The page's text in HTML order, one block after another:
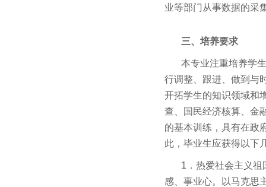
业等部门从事数据的采
三、培养要求
本专业注重培养学
行调整、跟进、做到与
开拓学生的知识领域和
查、国民经济核算、金
的基本训练，具有在政
此，毕业生应获得以下
1 ．热爱社会主义
感、事业心。以马克思